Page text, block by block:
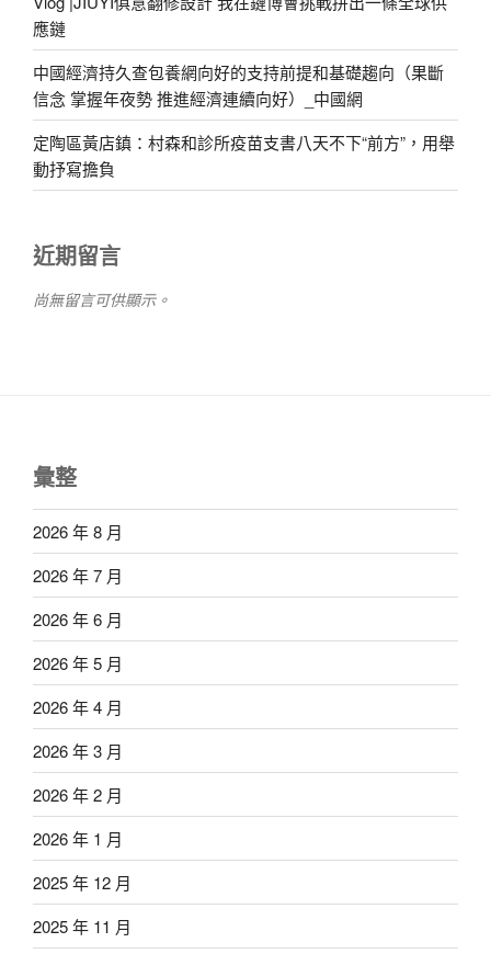
應鏈
中國經濟持久查包養網向好的支持前提和基礎趨向（果斷
信念 掌握年夜勢 推進經濟連續向好）_中國網
定陶區黃店鎮：村森和診所疫苗支書八天不下“前方”，用舉
動抒寫擔負
近期留言
尚無留言可供顯示。
彙整
2026 年 8 月
2026 年 7 月
2026 年 6 月
2026 年 5 月
2026 年 4 月
2026 年 3 月
2026 年 2 月
2026 年 1 月
2025 年 12 月
2025 年 11 月